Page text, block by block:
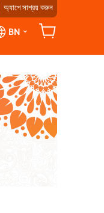
অ্যাপে সাশ্রয় করুন
BN ⌄